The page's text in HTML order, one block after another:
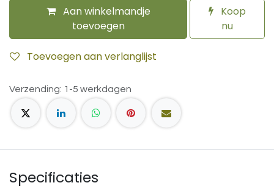
Aan winkelmandje
toevoegen
Koop
nu
Toevoegen aan verlanglijst
Verzending: 1-5 werkdagen
Specificaties